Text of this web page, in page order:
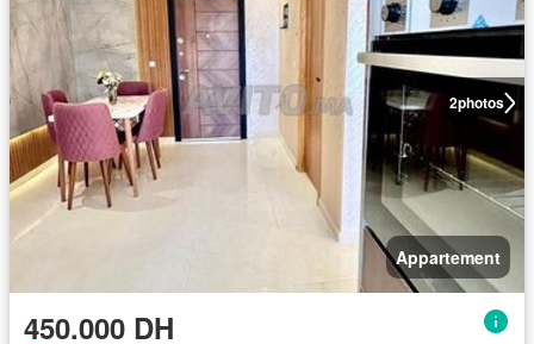
2photos
Appartement
450.000 DH